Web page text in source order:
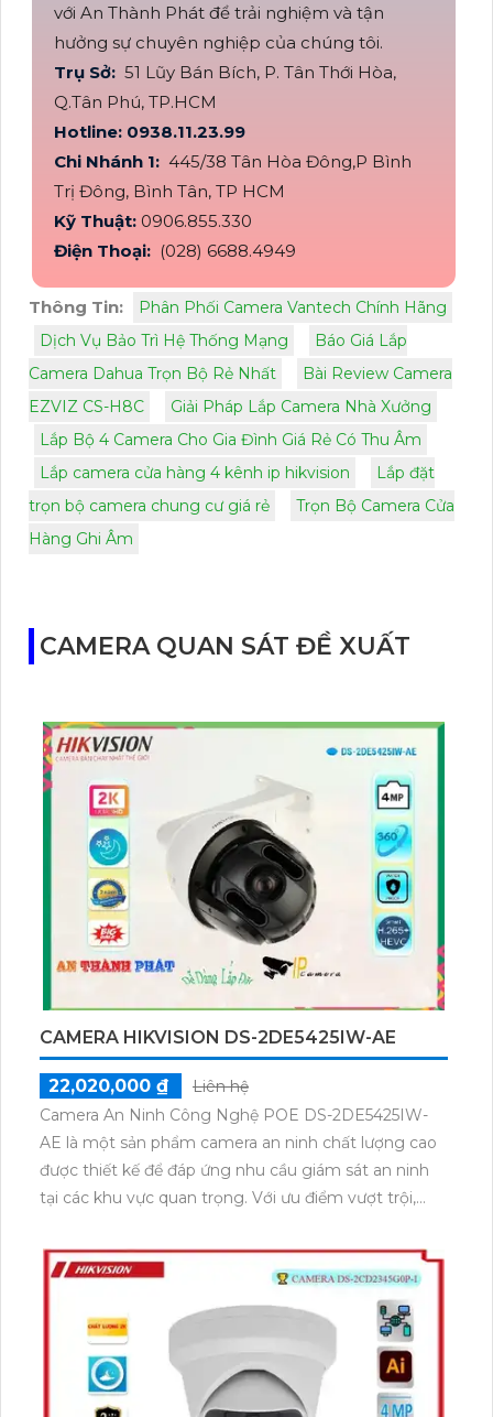
với An Thành Phát để trải nghiệm và tận
hưởng sự chuyên nghiệp của chúng tôi.
Trụ Sở: 51 Lũy Bán Bích, P. Tân Thới Hòa,
Q.Tân Phú, TP.HCM
Hotline: 0938.11.23.99
Chi Nhánh 1: 445/38 Tân Hòa Đông,P Bình
Trị Đông, Bình Tân, TP HCM
Kỹ Thuật: 0906.855.330
Điện Thoại: (028) 6688.4949
Thông Tin:
Phân Phối Camera Vantech Chính Hãng
Dịch Vụ Bảo Trì Hệ Thống Mạng
Báo Giá Lắp
Camera Dahua Trọn Bộ Rẻ Nhất
Bài Review Camera
EZVIZ CS-H8C
Giải Pháp Lắp Camera Nhà Xưởng
Lắp Bộ 4 Camera Cho Gia Đình Giá Rẻ Có Thu Âm
Lắp camera cửa hàng 4 kênh ip hikvision
Lắp đặt
trọn bộ camera chung cư giá rẻ
Trọn Bộ Camera Cửa
Hàng Ghi Âm
CAMERA QUAN SÁT ĐỀ XUẤT
CAMERA HIKVISION DS-2DE5425IW-AE
22,020,000 ₫
Liên hệ
Camera An Ninh Công Nghệ POE DS-2DE5425IW-
AE là một sản phẩm camera an ninh chất lượng cao
được thiết kế để đáp ứng nhu cầu giám sát an ninh
tại các khu vực quan trọng. Với ưu điểm vượt trội,
cho việc giám sát.Một trong những ưu điểm của
camera này là khả năng xoay zoom, giúp người dùng
có thể xem xa mà không lo bị bể hình. Điều này giúp
camera cung cấp hình ảnh chi tiết và rõ nét ở cả
khoảng cách xa.Camera DS-2DE5425IW-AE còn tích
hợp công nghệ Starlight cho phép quan sát chất